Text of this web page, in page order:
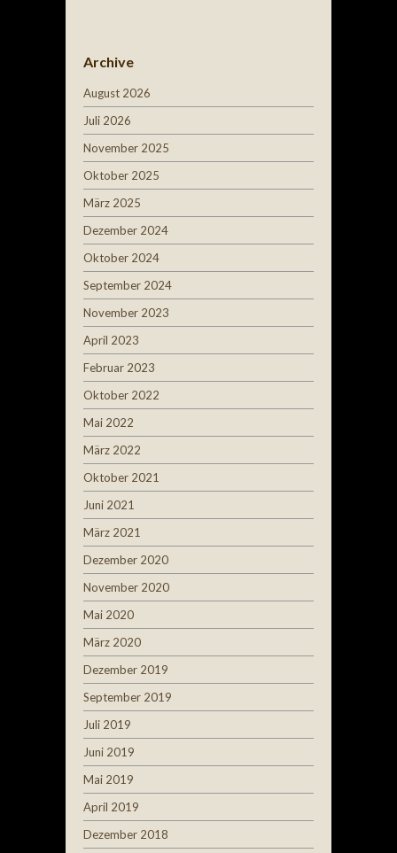
Archive
August 2026
Juli 2026
November 2025
Oktober 2025
März 2025
Dezember 2024
Oktober 2024
September 2024
November 2023
April 2023
Februar 2023
Oktober 2022
Mai 2022
März 2022
Oktober 2021
Juni 2021
März 2021
Dezember 2020
November 2020
Mai 2020
März 2020
Dezember 2019
September 2019
Juli 2019
Juni 2019
Mai 2019
April 2019
Dezember 2018